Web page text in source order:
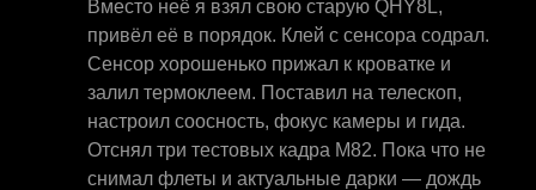
Вместо неё я взял свою старую QHY8L,
привёл её в порядок. Клей с сенсора содрал.
Сенсор хорошенько прижал к кроватке и
залил термоклеем. Поставил на телескоп,
настроил соосность, фокус камеры и гида.
Отснял три тестовых кадра М82. Пока что не
снимал флеты и актуальные дарки — дождь